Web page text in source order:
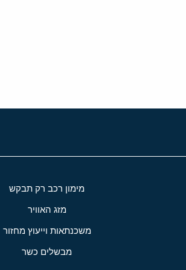
מימון רכב רק תבקש
מזג האוויר
משכנתאות וייעוץ מחזור
מבשלים כשר